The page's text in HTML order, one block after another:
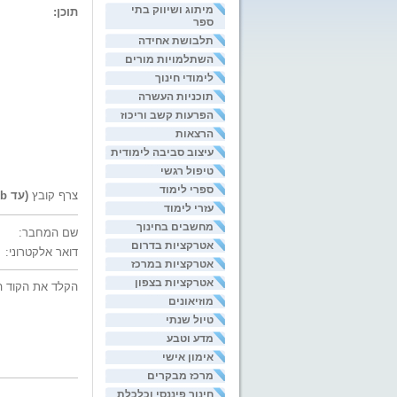
מיתוג ושיווק בתי
ספר
תלבושת אחידה
השתלמויות מורים
לימודי חינוך
תוכניות העשרה
הפרעות קשב וריכוז
הרצאות
עיצוב סביבה לימודית
טיפול רגשי
ספרי לימוד
עזרי לימוד
מחשבים בחינוך
אטרקציות בדרום
אטרקציות במרכז
אטרקציות בצפון
מוזיאונים
טיול שנתי
מדע וטבע
אימון אישי
מרכז מבקרים
חינוך פיננסי וכלכלת
תוכן:
צרף קובץ(עד 200kb)
שם המחבר:
דואר אלקטרוני:
הקלד את הקוד